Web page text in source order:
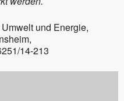
und Energie,
14-213